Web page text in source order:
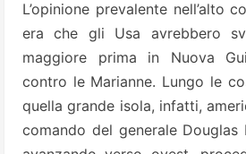
L’opinione prevalente nell’alto
era che gli Usa avrebbero
maggiore prima in Nuova
contro le Marianne. Lungo le
quella grande isola, infatti,
comando del generale Douglas